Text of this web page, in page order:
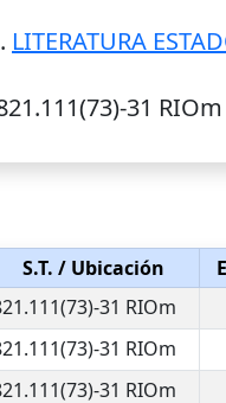
LITERATURA
31
S.T. / Ubicación
31 RIOm
31 RIOm
31 RIOm